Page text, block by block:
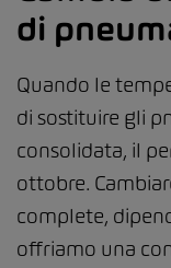
di
Quando le
di sostituire gli
consolidata, il
ottobre.
complete,
offriamo una